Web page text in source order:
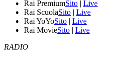
Rai PremiumSito | Live
Rai ScuolaSito | Live
Rai YoYoSito | Live
Rai MovieSito | Live
RADIO